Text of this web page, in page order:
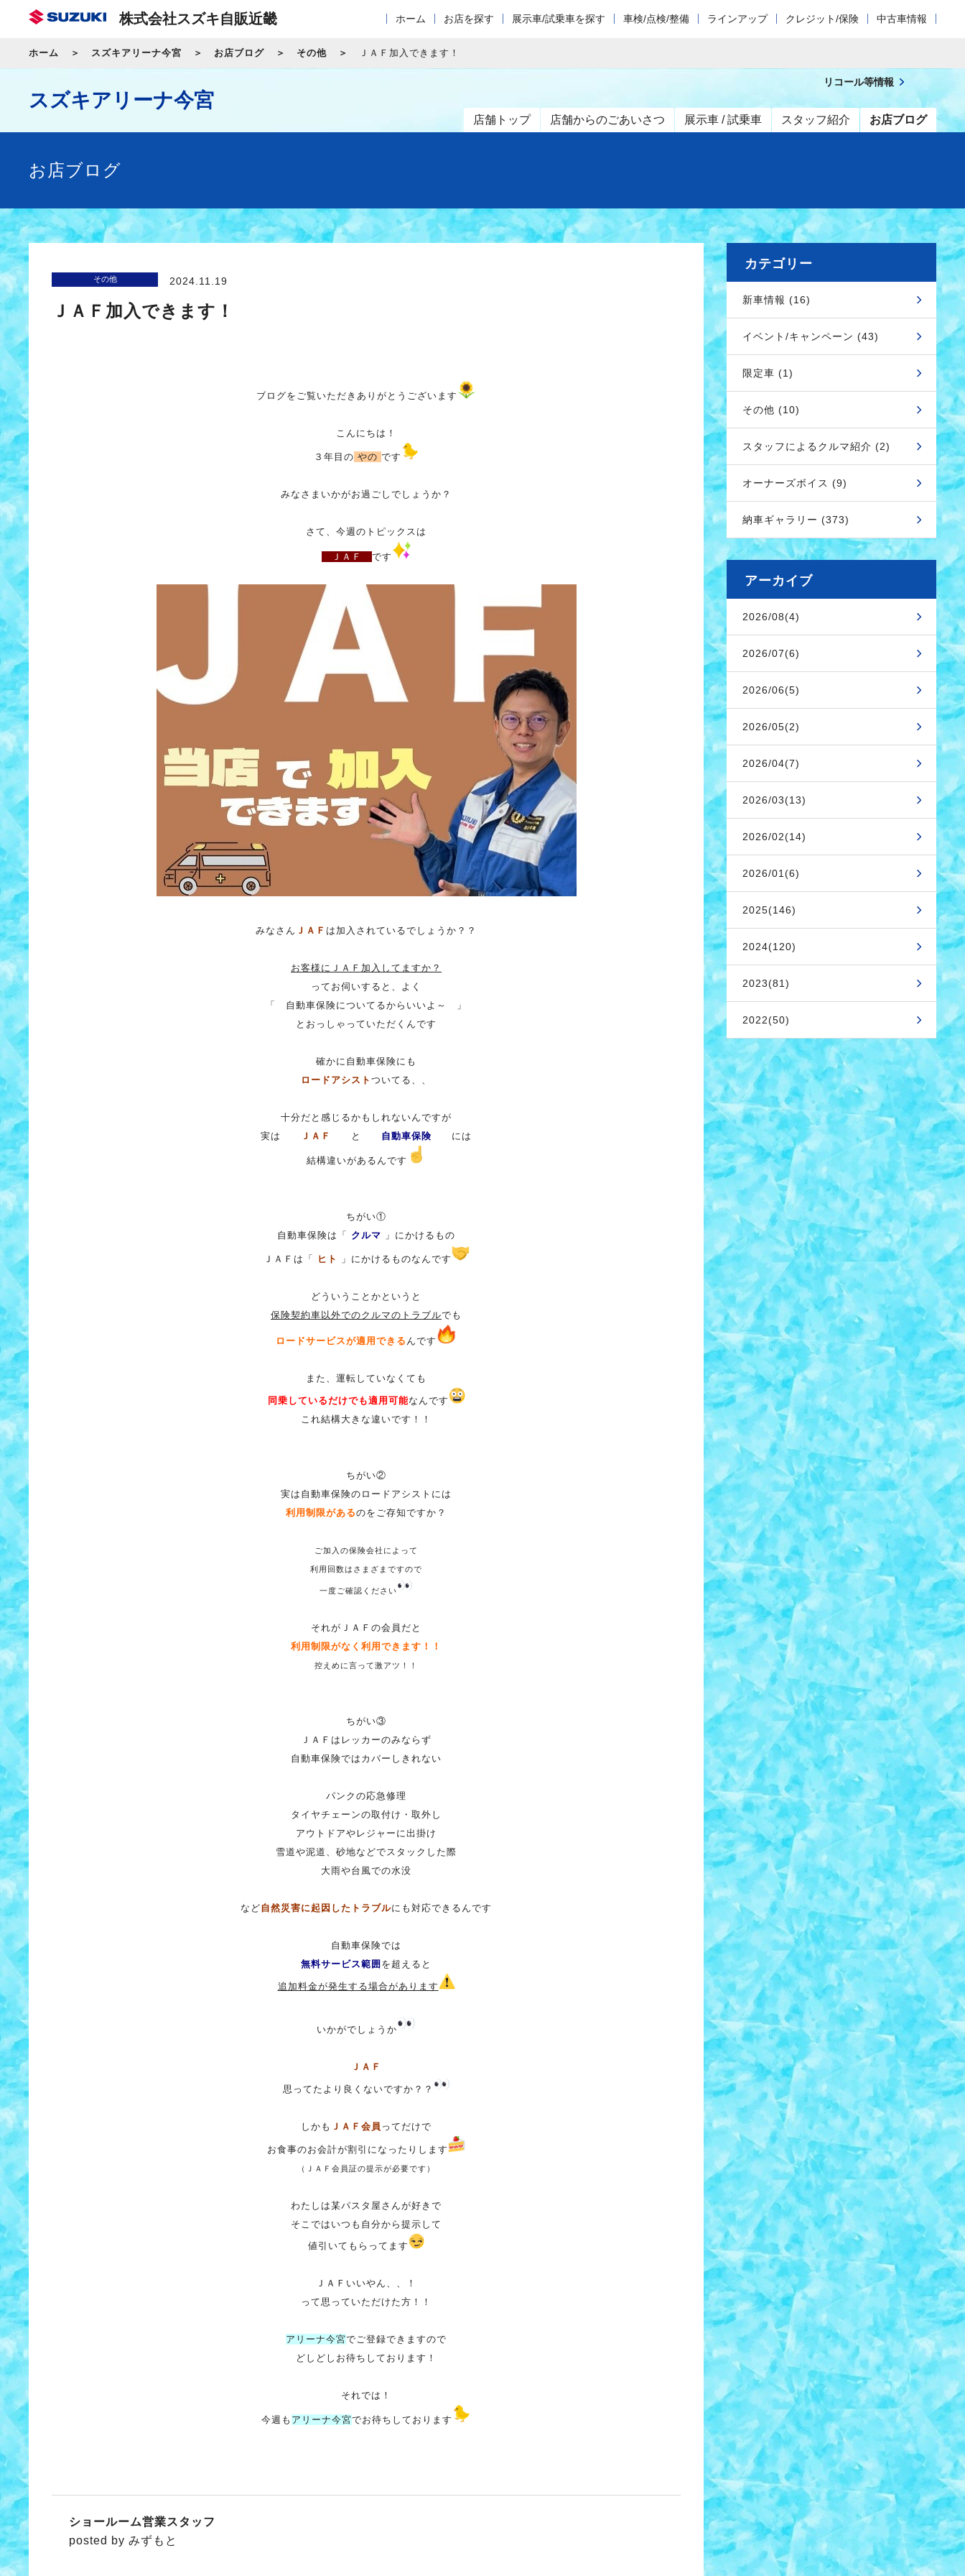
株式会社スズキ自販近畿 ホーム お店を探す 展示車/試乗車を探す 車検/点検/整備 ラインアップ クレジット/保険 中古車情報
ホーム スズキアリーナ今宮 お店ブログ その他 ＪＡＦ加入できます！
スズキアリーナ今宮
店舗トップ 店舗からのごあいさつ 展示車 / 試乗車 スタッフ紹介 お店ブログ
リコール等情報
お店ブログ
その他 2024.11.19
ＪＡＦ加入できます！
ブログをご覧いただきありがとうございます
こんにちは！
３年目の やの です
みなさまいかがお過ごしでしょうか？
さて、今週のトピックスは
ＪＡＦ です
みなさん ＪＡＦ は加入されているでしょうか？？
お客様にＪＡＦ加入してますか？
ってお伺いすると、よく
「 自動車保険についてるからいいよ～ 」
とおっしゃっていただくんです
確かに自動車保険にも
ロードアシスト ついてる、、
十分だと感じるかもしれないんですが
実は
ＪＡＦ と 自動車保険 には
結構違いがあるんです
ちがい①
自動車保険は「 クルマ 」にかけるもの
ＪＡＦは「 ヒト 」にかけるものなんです
どういうことかというと
保険契約車以外でのクルマのトラブルでも
ロードサービスが適用できる んです
また、運転していなくても
同乗しているだけでも適用可能なんです
これ結構大きな違いです！！
ちがい②
実は自動車保険のロードアシストには
利用制限があるのをご存知ですか？
ご加入の保険会社によって
利用回数はさまざまですので
一度ご確認ください
それがＪＡＦの会員だと
利用制限がなく利用できます！！
控えめに言って激アツ！！
ちがい③
ＪＡＦはレッカーのみならず
自動車保険ではカバーしきれない
パンクの応急修理
タイヤチェーンの取付け・取外し
アウトドアやレジャーに出掛け
雪道や泥道、砂地などでスタックした際
大雨や台風での水没
など自然災害に起因したトラブルにも対応できるんです
自動車保険では
無料サービス範囲 を超えると
追加料金が発生する場合があります
いかがでしょうか
ＪＡＦ
思ってたより良くないですか？？
しかも ＪＡＦ会員 ってだけで
お食事のお会計が割引になったりします
（ＪＡＦ会員証の提示が必要です）
わたしは某パスタ屋さんが好きで
そこではいつも自分から提示して
値引いてもらってます
ＪＡＦいいやん、、！
って思っていただけた方！！
アリーナ今宮でご登録できますので
どしどしお待ちしております！
それでは！
今週も アリーナ今宮でお待ちしております
ショールーム営業スタッフ
posted by みずもと
カテゴリー
新車情報 (16)
イベント/キャンペーン (43)
限定車 (1)
その他 (10)
スタッフによるクルマ紹介 (2)
オーナーズボイス (9)
納車ギャラリー (373)
アーカイブ
2026/08(4)
2026/07(6)
2026/06(5)
2026/05(2)
2026/04(7)
2026/03(13)
2026/02(14)
2026/01(6)
2025(146)
2024(120)
2023(81)
2022(50)